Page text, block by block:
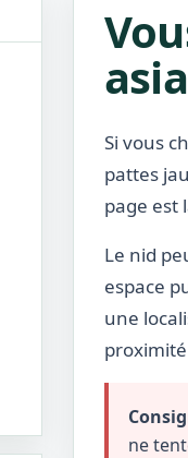
Si vous
pattes
page est
Le nid
espace
une
ne